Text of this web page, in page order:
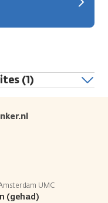
(1)
UMC
(gehad)